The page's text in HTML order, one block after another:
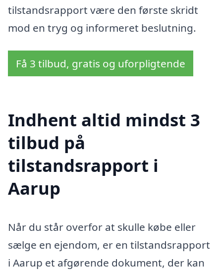
tilstandsrapport være den første skridt
mod en tryg og informeret beslutning.
Få 3 tilbud, gratis og uforpligtende
Indhent altid mindst 3
tilbud på
tilstandsrapport i
Aarup
Når du står overfor at skulle købe eller
sælge en ejendom, er en tilstandsrapport
i Aarup et afgørende dokument, der kan